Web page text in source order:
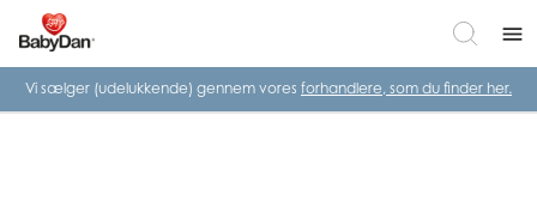
menu
Vi sælger (udelukkende) gennem vores forhandlere, som du finder her.